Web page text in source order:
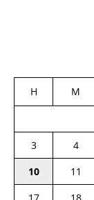
H M
3
4
10
11